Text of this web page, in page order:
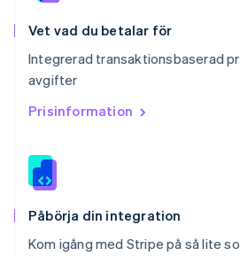
Vet vad du betalar för
Integrerad transaktionsbaserad
avgifter
Prisinformation
Påbörja din integration
Kom igång med Stripe på så lite
English简体中文
English
Slovenien
English Italiano
Storbritannien
Sverige
SvenskaEnglish
ไทยEnglish